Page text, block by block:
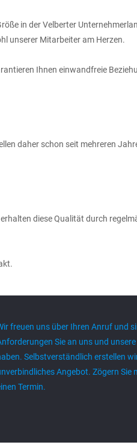
in der Velberter
unserer Mitarbeiter am Herzen.
Ihnen einwandfreie
daher schon seit mehreren
diese Qualität durch
freuen uns über Ihren Anruf und
Sie an uns und
Selbstverständlich erstellen
Angebot. Zögern Sie
Termin.